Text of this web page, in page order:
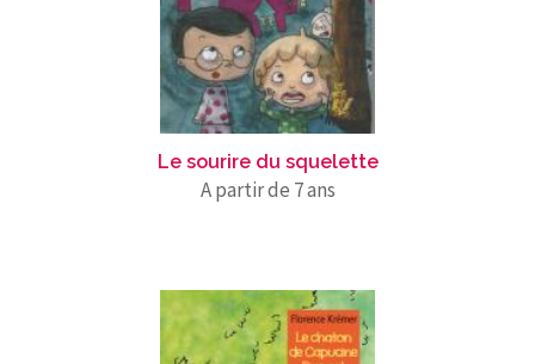
Le sourire du squelette
A partir de 7 ans